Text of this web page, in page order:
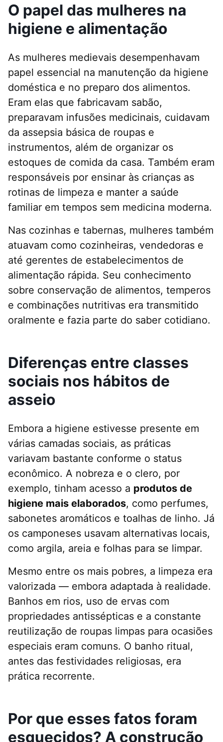
O papel das mulheres na
higiene e alimentação
As mulheres medievais desempenhavam
papel essencial na manutenção da higiene
doméstica e no preparo dos alimentos.
Eram elas que fabricavam sabão,
preparavam infusões medicinais, cuidavam
da assepsia básica de roupas e
instrumentos, além de organizar os
estoques de comida da casa. Também eram
responsáveis por ensinar às crianças as
rotinas de limpeza e manter a saúde
familiar em tempos sem medicina moderna.
Nas cozinhas e tabernas, mulheres também
atuavam como cozinheiras, vendedoras e
até gerentes de estabelecimentos de
alimentação rápida. Seu conhecimento
sobre conservação de alimentos, temperos
e combinações nutritivas era transmitido
oralmente e fazia parte do saber cotidiano.
Diferenças entre classes
sociais nos hábitos de
asseio
Embora a higiene estivesse presente em
várias camadas sociais, as práticas
variavam bastante conforme o status
econômico. A nobreza e o clero, por
exemplo, tinham acesso a produtos de
higiene mais elaborados, como perfumes,
sabonetes aromáticos e toalhas de linho. Já
os camponeses usavam alternativas locais,
como argila, areia e folhas para se limpar.
Mesmo entre os mais pobres, a limpeza era
valorizada — embora adaptada à realidade.
Banhos em rios, uso de ervas com
propriedades antissépticas e a constante
reutilização de roupas limpas para ocasiões
especiais eram comuns. O banho ritual,
antes das festividades religiosas, era
prática recorrente.
Por que esses fatos foram
esquecidos? A construção